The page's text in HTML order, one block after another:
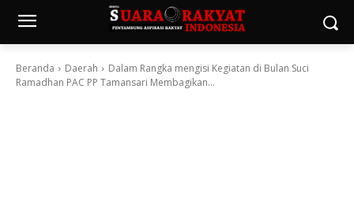
Beranda Daerah
Dalam Rangka mengisi Kegiatan di Bulan Suci
Ramadhan PAC PP Tamansari Membagikan...